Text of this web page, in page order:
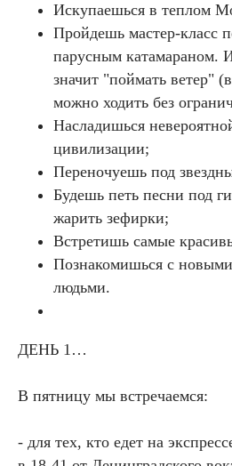
Искупаешься в теплом
Пройдешь мастер-класс
парусным катамараном.
значит "поймать ветер"
можно ходить без
Насладишься
цивилизации;
Переночуешь под
Будешь петь песни под
жарить зефирки;
Встретишь самые
Познакомишься с
людьми.
ДЕНЬ 1…
В пятницу мы встречаемся:
- для тех, кто едет на